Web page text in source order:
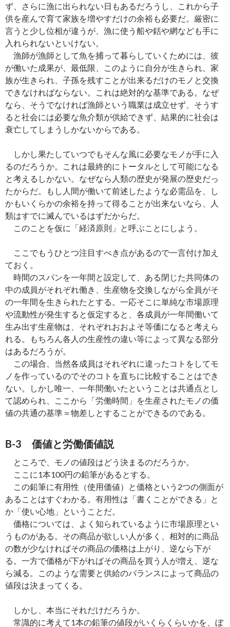
ず、さらに漁に出られない日もあるだろうし、これから子
供を産んで育て家族を増やすだけの余裕も必要だ。厳密に
言うと少し位相が違うが、漁に使う船や銛や網なども手に
入れられないといけない。
漁師が漁師として魚を捕って暮らしていくためには、彼
が働いた成果が、最低限、このように自分が生きられ、家
族が生きられ、子孫を残すことが出来るだけのモノと交換
できなければならない。これは絶対的な基準である。なぜ
なら、そうでなければ漁師という職業は成立せず、そうす
ると社会には必要な魚介類が供給できず、結果的に社会は
衰亡してしまうしかないからである。
しかし果たしていつでもそんな風に必要なモノが手に入
るのだろうか。これは最終的にトータルとして可能になる
と考えるしかない。なぜなら人類の歴史が発展の歴史だっ
たからだ。もし人間が働いて前述したような必需品を、し
かもいくらかの余裕を持って得ることが出来ないなら、人
類はすでに滅んでいるはずだからだ。
このことを仮に「経済原則」と呼ぶことにしよう。
ここでもうひとつ注目すべき点があるので一言付け加え
ておく。
時間のスパンを一年間と設定して、ある閉じた共同体の
中の成員がそれぞれ働き、生産物を交換しながら全員がそ
の一年間を生きられたとする。一応そこに単純な市場原理
や流動性が発生すると仮定すると、各成員が一年間働いて
生み出す生産物は、それぞれおおよそ等価になると考えら
れる。もちろん各人の生産性の違い等によって異なる部分
はあるだろうが。
この場合、当然各成員はそれぞれに違ったコトをしてモ
ノを作っているのでそのコトを直ちに比較することはでき
ない。しかし唯一、一年間働いたということは共通点とし
て認められ、ここから「労働時間」を生産されたモノの価
値の共通の基準＝物差しとすることができるのである。
B-3 価値と労働価値説
ところで、モノの値段はどう決まるのだろうか。
ここに1本100円の鉛筆があるとする。
この鉛筆に有用性（使用価値）と価格という2つの側面が
あることはすぐわかる。有用性は「書くことができる」と
か「使い心地」ということだ。
価格については、よく知られているように市場原理とい
うものがある。その商品が欲しい人が多く、相対的に商品
の数が少なければその商品の価格は上がり、逆なら下が
る。一方で価格が下がればその商品を買う人が増え、逆な
ら減る。このような需要と供給のバランスによって商品の
値段は決まってくる。
しかし、本当にそれだけだろうか。
常識的に考えて1本の鉛筆の値段がいくらくらいかを、ぼ